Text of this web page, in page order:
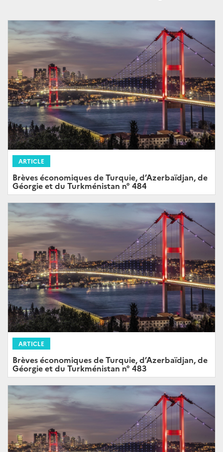
ARTICLE
Brèves économiques de Turquie, d’Azerbaïdjan, de
Géorgie et du Turkménistan n° 484
ARTICLE
Brèves économiques de Turquie, d’Azerbaïdjan, de
Géorgie et du Turkménistan n° 483